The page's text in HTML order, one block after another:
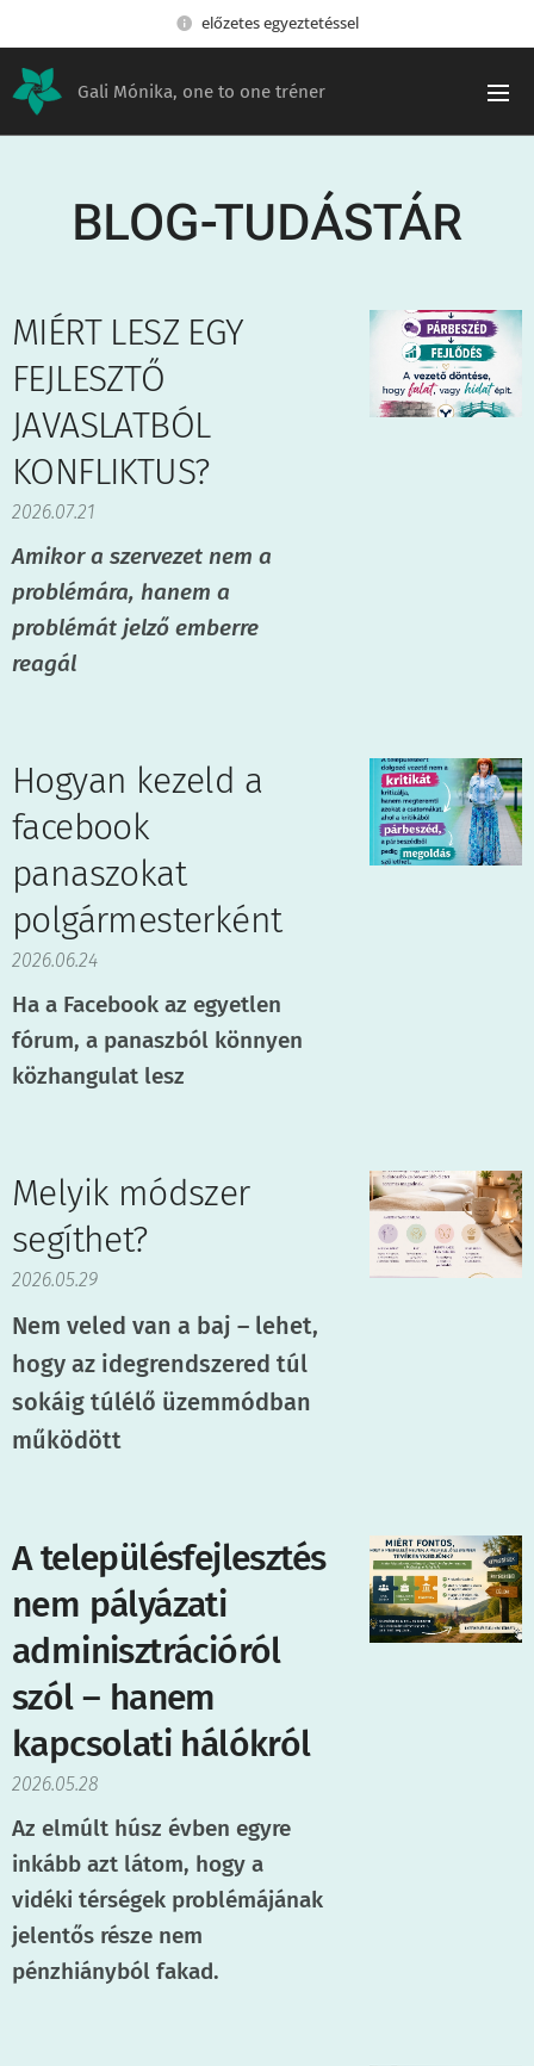
előzetes egyeztetéssel
Gali Mónika, one to one tréner
BLOG-TUDÁSTÁR
MIÉRT LESZ EGY
FEJLESZTŐ
JAVASLATBÓL
KONFLIKTUS?
2026.07.21
Amikor a szervezet nem a
problémára, hanem a
problémát jelző emberre
reagál
Hogyan kezeld a
facebook
panaszokat
polgármesterként
2026.06.24
Ha a Facebook az egyetlen
fórum, a panaszból könnyen
közhangulat lesz
Melyik módszer
segíthet?
2026.05.29
Nem veled van a baj – lehet,
hogy az idegrendszered túl
sokáig túlélő üzemmódban
működött
A településfejlesztés
nem pályázati
adminisztrációról
szól – hanem
kapcsolati hálókról
2026.05.28
Az elmúlt húsz évben egyre
inkább azt látom, hogy a
vidéki térségek problémájának
jelentős része nem
pénzhiányból fakad.